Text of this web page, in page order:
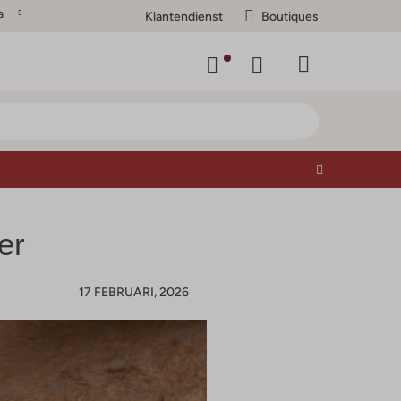
Klantendienst Boutiques
17 FEBRUARI, 2026